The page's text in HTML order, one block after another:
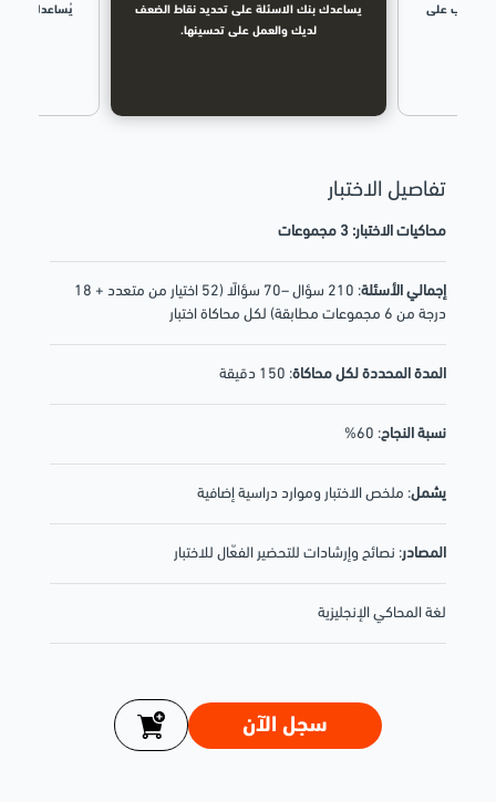
تفاصيل الاختبار
محاكيات الاختبار: 3 مجموعات
إجمالي الأسئلة
: 210 سؤال –70 سؤالًا (52 اختيار من متعدد + 18
درجة من 6 مجموعات مطابقة) لكل محاكاة اختبار
المدة المحددة لكل محاكاة: 150 دقيقة
نسبة النجاح: 60%
يشمل: ملخص الاختبار وموارد دراسية إضافية
المصادر: نصائح وإرشادات للتحضير الفعّال للاختبار
لغة المحاكي الإنجليزية
التدرب على
يساعدك بنك الاسئلة على تحديد نقاط الضعف
لديك والعمل على تحسينها.
يُساعدك بنك
سجل الآن